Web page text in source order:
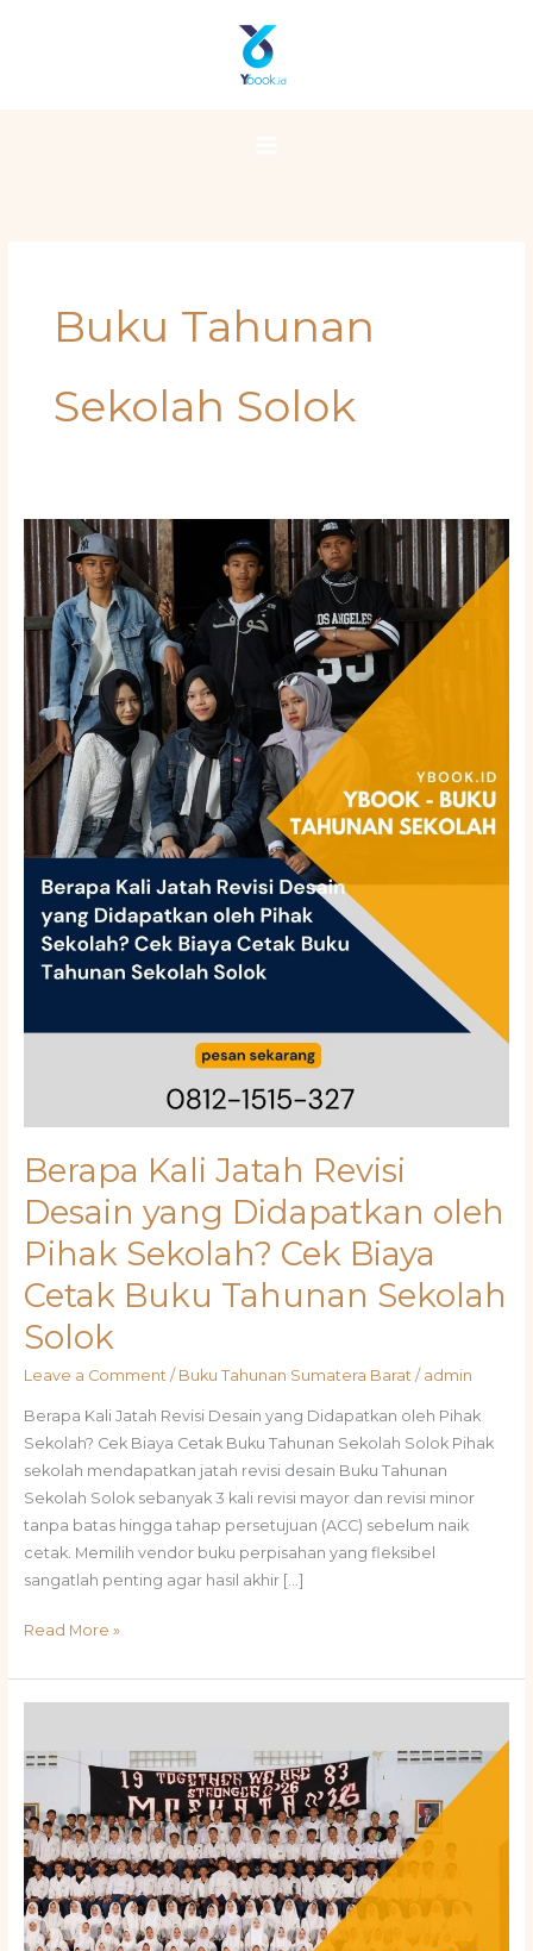
Main
Menu
Buku Tahunan
Sekolah Solok
Berapa Kali Jatah Revisi
Desain yang Didapatkan oleh
Pihak Sekolah? Cek Biaya
Cetak Buku Tahunan Sekolah
Solok
Leave a Comment / Buku Tahunan Sumatera Barat / admin
Berapa Kali Jatah Revisi Desain yang Didapatkan oleh Pihak
Sekolah? Cek Biaya Cetak Buku Tahunan Sekolah Solok Pihak
sekolah mendapatkan jatah revisi desain Buku Tahunan
Sekolah Solok sebanyak 3 kali revisi mayor dan revisi minor
tanpa batas hingga tahap persetujuan (ACC) sebelum naik
cetak. Memilih vendor buku perpisahan yang fleksibel
sangatlah penting agar hasil akhir […]
Berapa
Kali
Jatah
Revisi
Desain
yang
Didapatkan
oleh
Pihak
Sekolah?
Biaya
Cetak
Buku
Tahunan
Sekolah
Solok
Read More »
Pilihan
Bahan
Kertas
dan
Finishing
(Hardcover/Softcover)
yang